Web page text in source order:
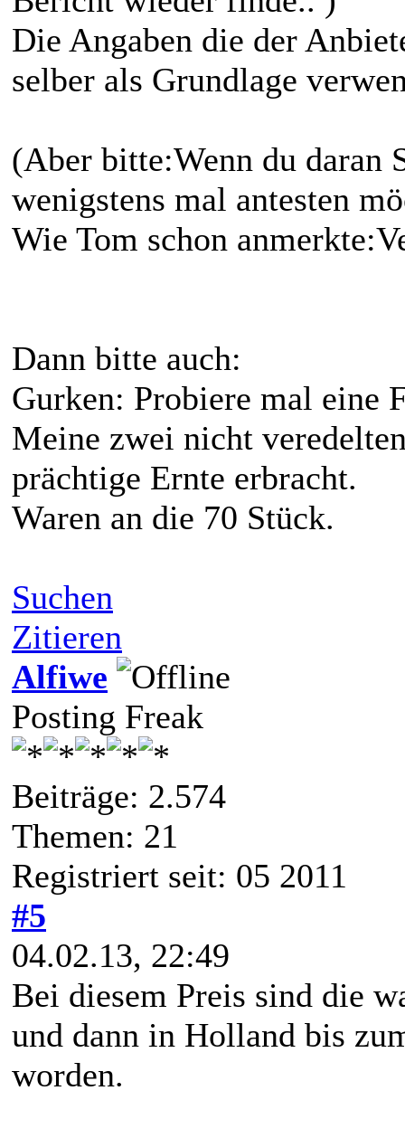
Die Angaben die der
selber als Grundlage
(Aber bitte:Wenn du daran
wenigstens mal antesten
Wie Tom schon
Dann bitte auch:
Gurken: Probiere mal eine
Meine zwei nicht
prächtige Ernte erbracht.
Waren an die 70 Stück.
Suchen
Zitieren
Alfiwe
Posting Freak
Beiträge: 2.574
Themen: 21
Registriert seit: 05 2011
#5
04.02.13, 22:49
Bei diesem Preis sind die
und dann in Holland bis
worden.